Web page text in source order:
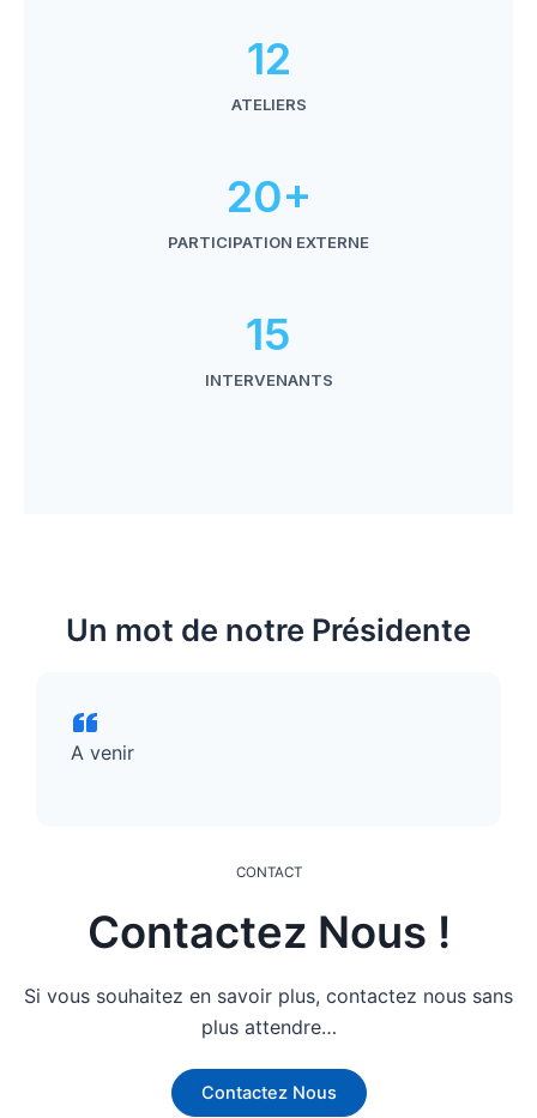
12
ATELIERS
20+
PARTICIPATION EXTERNE
15
INTERVENANTS
Un mot de notre Présidente
A venir
CONTACT
Contactez Nous !
Si vous souhaitez en savoir plus, contactez nous sans
plus attendre…
Contactez Nous